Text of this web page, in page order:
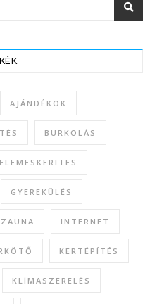
AJÁNDÉKOK
BURKOLÁS
ELEMESKERITES
GYEREKÜLÉS
INTERNET
KERTÉPÍTÉS
KLÍMASZERELÉS